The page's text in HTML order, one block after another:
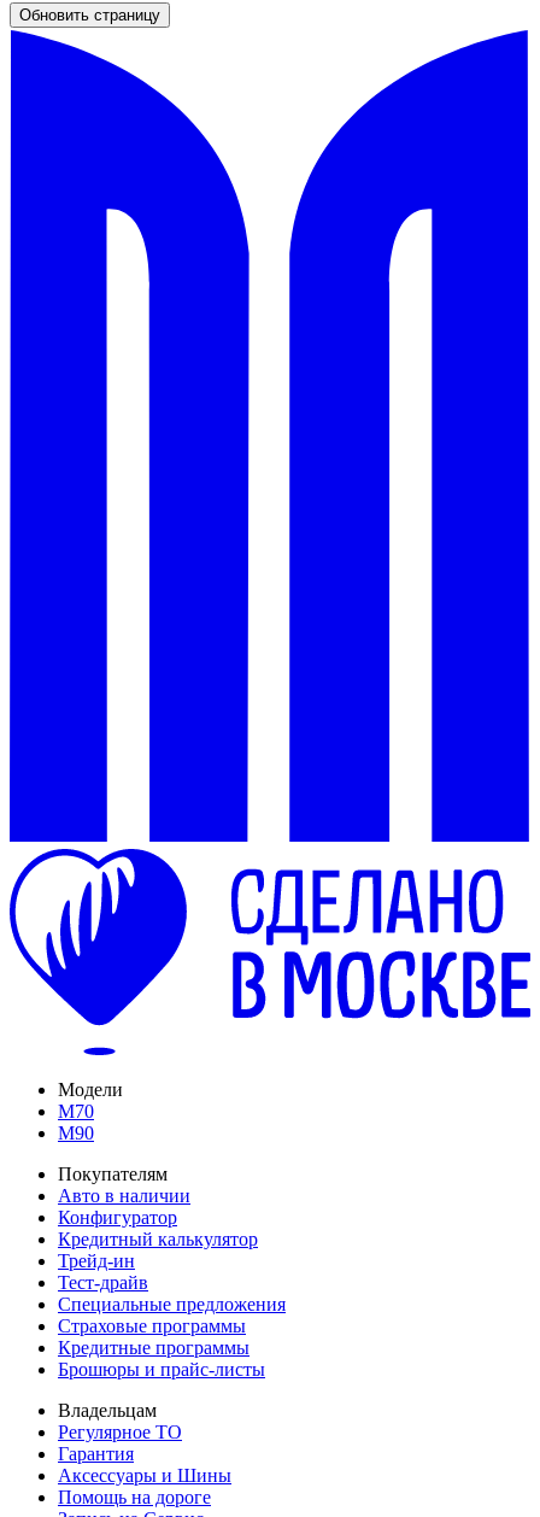
Обновить страницу
Модели
M70
M90
Покупателям
Авто в наличии
Конфигуратор
Кредитный калькулятор
Трейд-ин
Тест-драйв
Специальные предложения
Страховые программы
Кредитные программы
Брошюры и прайс-листы
Владельцам
Регулярное ТО
Гарантия
Аксессуары и Шины
Помощь на дороге